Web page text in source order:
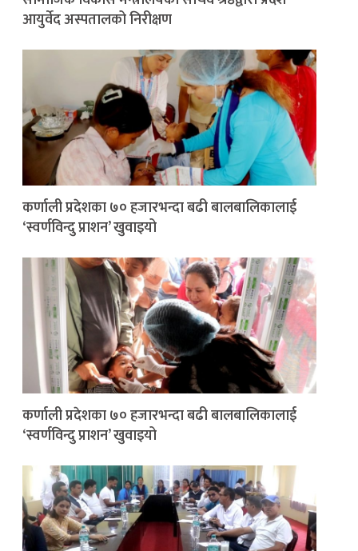
आयुर्वेद अस्पतालको निरीक्षण
कर्णाली प्रदेशका ७० हजारभन्दा बढी बालबालिकालाई
‘स्वर्णविन्दु प्राशन’ खुवाइयो
कर्णाली प्रदेशका ७० हजारभन्दा बढी बालबालिकालाई
‘स्वर्णविन्दु प्राशन’ खुवाइयो